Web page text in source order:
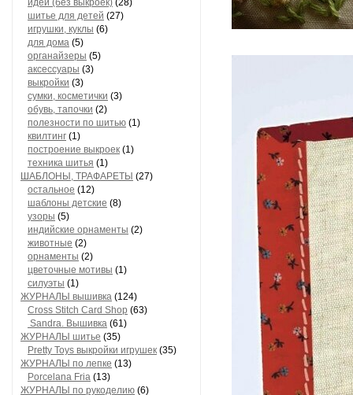
идеи (без выкроек) (28)
шитье для детей (27)
игрушки, куклы (6)
для дома (5)
органайзеры (5)
аксессуары (3)
выкройки (3)
сумки, косметички (3)
обувь, тапочки (2)
полезности по шитью (1)
квилтинг (1)
построение выкроек (1)
техника шитья (1)
ШАБЛОНЫ, ТРАФАРЕТЫ (27)
остальное (12)
шаблоны детские (8)
узоры (5)
индийские орнаменты (2)
животные (2)
орнаменты (2)
цветочные мотивы (1)
силуэты (1)
ЖУРНАЛЫ вышивка (124)
Cross Stitch Card Shop (63)
Sandra. Вышивка (61)
ЖУРНАЛЫ шитье (35)
Pretty Toys выкройки игрушек (35)
ЖУРНАЛЫ по лепке (13)
Porcelana Fria (13)
ЖУРНАЛЫ по рукоделию (6)